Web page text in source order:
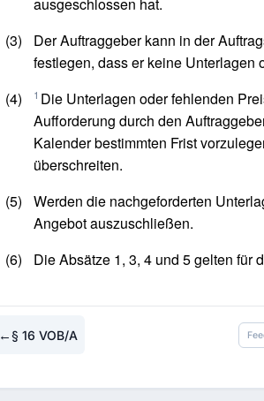
(3)
Der Auftraggeber kann in der
festlegen, dass er keine Unterlagen
(4)
1 Die Unterlagen oder fehlenden
Aufforderung durch den
Kalender bestimmten Frist
überschreiten.
(5)
Werden die nachgeforderten
Angebot auszuschließen.
(6)
Die Absätze 1, 3, 4 und 5 gelten für
←§ 16 VOB/A